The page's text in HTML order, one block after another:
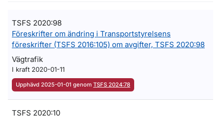
TSFS 2020:98
Föreskrifter om ändring i Transportstyrelsens
föreskrifter (TSFS 2016:105) om avgifter, TSFS 2020:98
Vägtrafik
I kraft 2020-01-11
Upphävd 2025-01-01 genom TSFS 2024:78
TSFS 2020:10